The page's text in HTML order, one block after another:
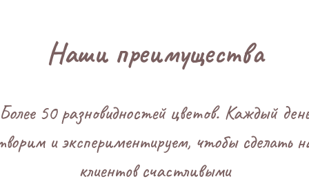
Наши преимущества
50 разновидностей цветов. Каждый
и экспериментируем, чтобы сделать
клиентов счастливыми